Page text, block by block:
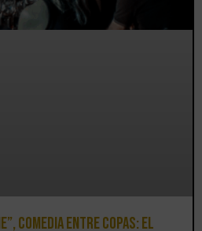
comedia entre copas: el